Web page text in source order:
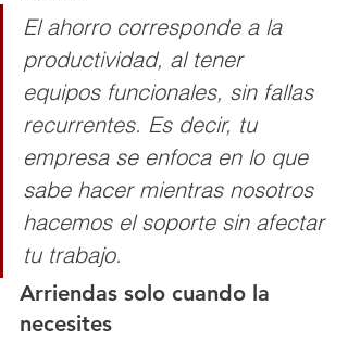
El ahorro corresponde a la
productividad, al tener
equipos funcionales, sin fallas
recurrentes. Es decir, tu
empresa se enfoca en lo que
sabe hacer mientras nosotros
hacemos el soporte sin afectar
tu trabajo.
Arriendas solo cuando la
necesites